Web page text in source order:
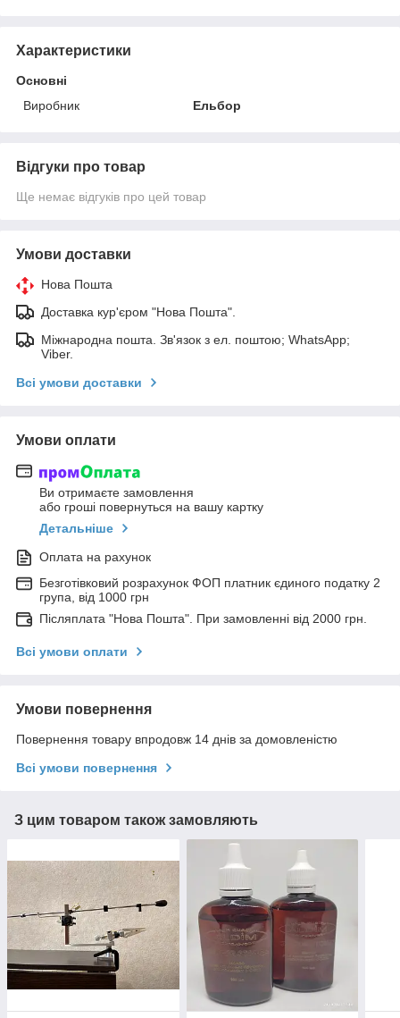
Характеристики
Основні
Виробник
Ельбор
Відгуки про товар
Ще немає відгуків про цей товар
Умови доставки
Нова Пошта
Доставка кур'єром "Нова Пошта".
Міжнародна пошта. Зв'язок з ел. поштою; WhatsApp;
Viber.
Всі умови доставки
Умови оплати
Ви отримаєте замовлення
або гроші повернуться на вашу картку
Детальніше
Оплата на рахунок
Безготівковий розрахунок ФОП платник єдиного податку 2
група, від 1000 грн
Післяплата "Нова Пошта". При замовленні від 2000 грн.
Всі умови оплати
Умови повернення
Повернення товару впродовж 14 днів за домовленістю
Всі умови повернення
З цим товаром також замовляють